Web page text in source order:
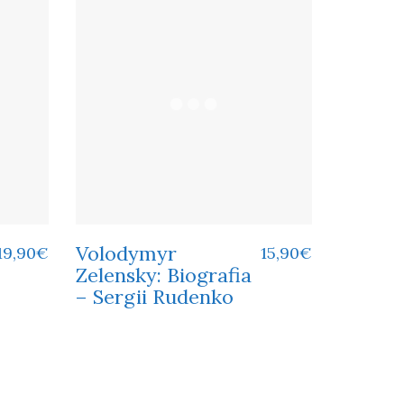
€
Volodymyr
Zelensky: Biografia
– Sergii Rudenko
15,90€